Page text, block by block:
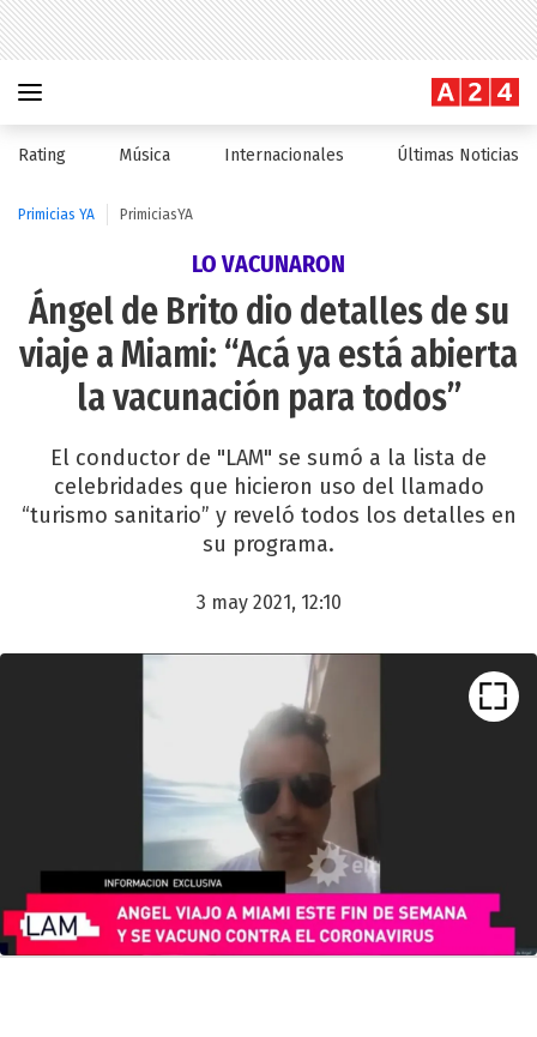
Rating Música Internacionales Últimas Noticias
Primicias YA PrimiciasYA
LO VACUNARON
Ángel de Brito dio detalles de su
viaje a Miami: “Acá ya está abierta
la vacunación para todos”
El conductor de "LAM" se sumó a la lista de
celebridades que hicieron uso del llamado
“turismo sanitario” y reveló todos los detalles en
su programa.
3 may 2021, 12:10